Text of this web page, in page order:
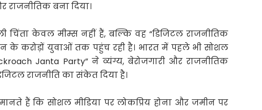
बना दिया।
चिंता केवल मीम्स नहीं हैं, बल्कि वह “डिजिटल राजनीतिक
के करोड़ों युवाओं तक पहुंच रही है। भारत में पहले भी सोशल
Janta Party” ने व्यंग्य, बेरोजगारी और राजनीतिक
राजनीति का संकेत दिया है।
हैं कि सोशल मीडिया पर लोकप्रिय होना और जमीन पर